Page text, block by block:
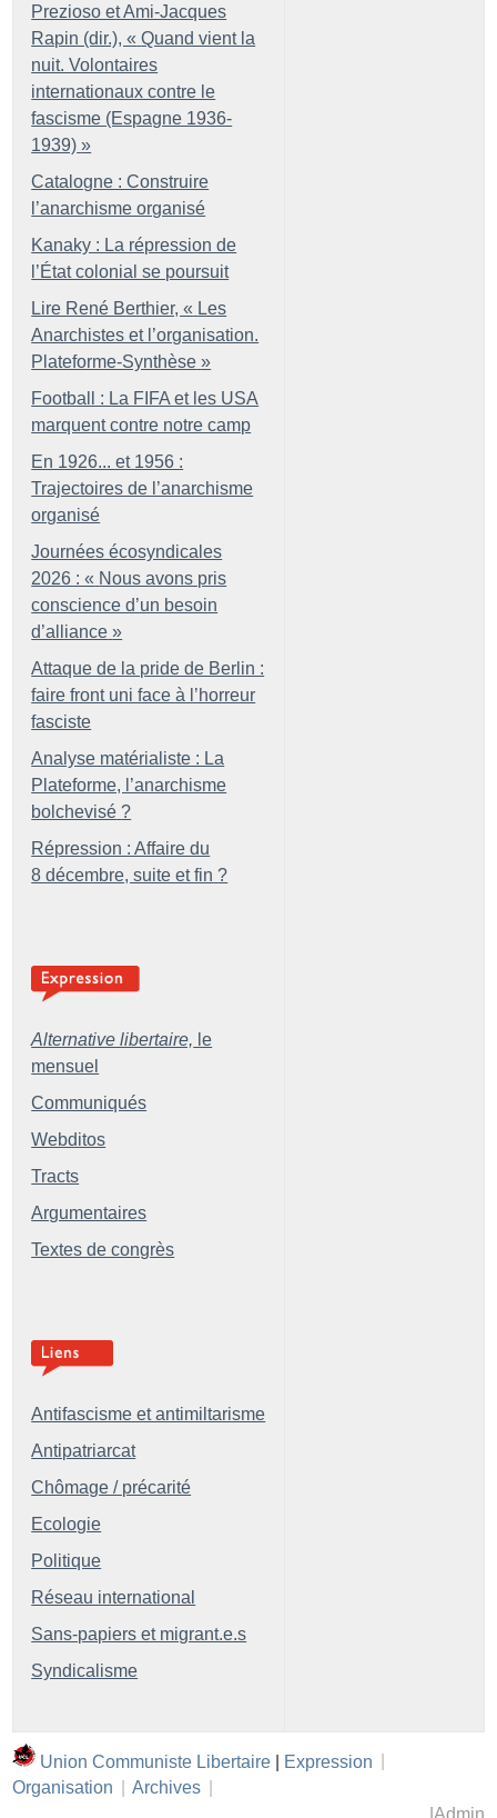
Prezioso et Ami-Jacques
Rapin (dir.), « Quand vient la
nuit. Volontaires
internationaux contre le
fascisme (Espagne 1936-
1939) »
Catalogne : Construire
l’anarchisme organisé
Kanaky : La répression de
l’État colonial se poursuit
Lire René Berthier, « Les
Anarchistes et l’organisation.
Plateforme-Synthèse »
Football : La FIFA et les USA
marquent contre notre camp
En 1926... et 1956 :
Trajectoires de l’anarchisme
organisé
Journées écosyndicales
2026 : « Nous avons pris
conscience d’un besoin
d’alliance »
Attaque de la pride de Berlin :
faire front uni face à l’horreur
fasciste
Analyse matérialiste : La
Plateforme, l’anarchisme
bolchevisé ?
Répression : Affaire du
8 décembre, suite et fin ?
Alternative libertaire, le
mensuel
Communiqués
Webditos
Tracts
Argumentaires
Textes de congrès
Antifascisme et antimiltarisme
Antipatriarcat
Chômage / précarité
Ecologie
Politique
Réseau international
Sans-papiers et migrant.e.s
Syndicalisme
Union Communiste Libertaire | Expression
Organisation
Archives